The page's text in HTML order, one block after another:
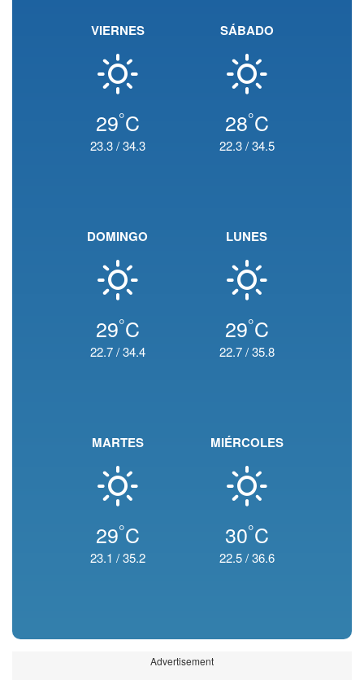
VIERNES
29°C
23.3/34.3
SÁBADO
28°C
22.3/34.5
DOMINGO
29°C
22.7/34.4
LUNES
29°C
22.7/35.8
MARTES
29°C
23.1 /35.2
MIÉRCOLES
30°C
22.5/36.6
Advertisement